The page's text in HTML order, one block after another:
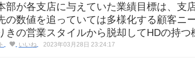
部が各支店に与えていた業績目標は、支
の数値を追っていては多様化する顧客ニ
きの営業スタイルから脱却してHDの持
いいね 2023年03月28日 23:24:17